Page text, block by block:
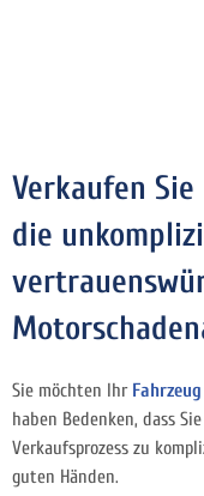
Verkaufen
die
Sie möchten Ihr
haben Bedenken, dass
Verkaufsprozess zu
guten Händen.